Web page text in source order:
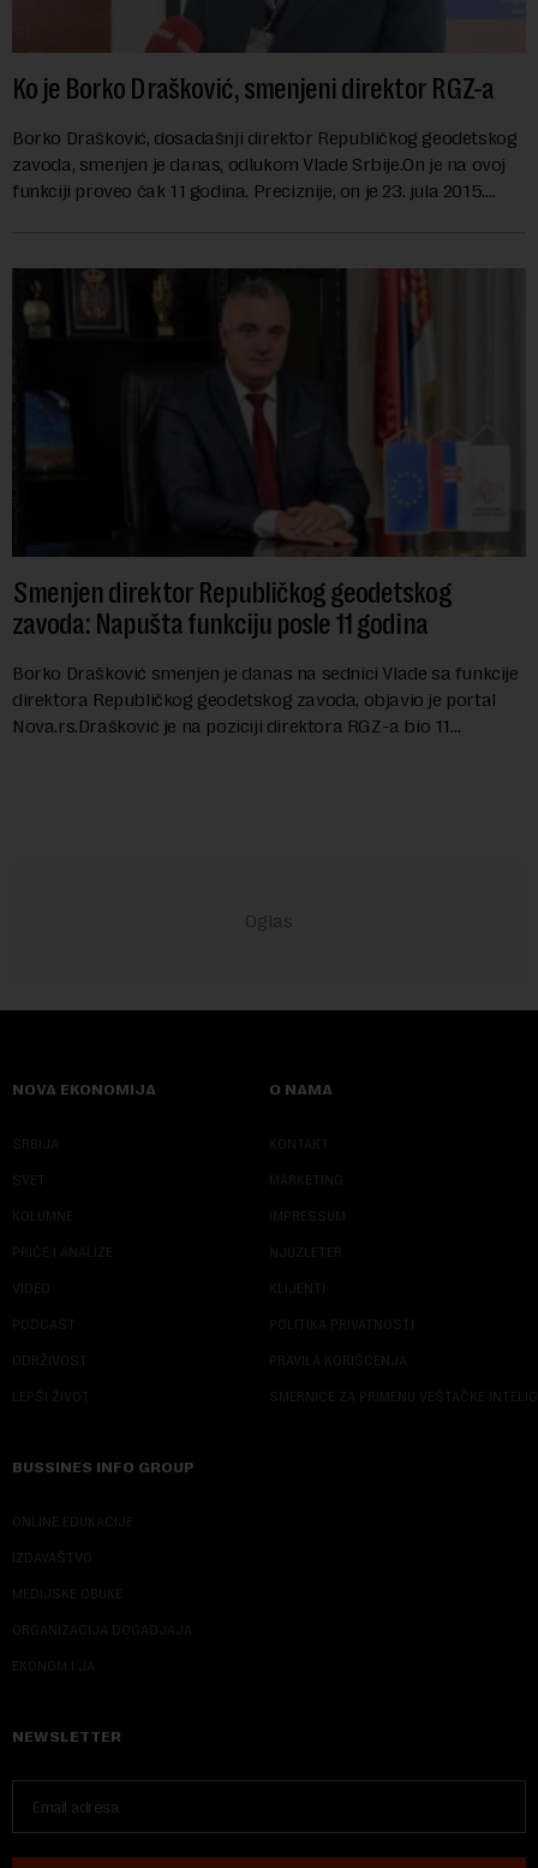
Ko je Borko Drašković, smenjeni direktor RGZ-a
Borko Drašković, dosadašnji direktor Republičkog geodetskog
zavoda, smenjen je danas, odlukom Vlade Srbije.On je na ovoj
funkciji proveo čak 11 godina. Preciznije, on je 23. jula 2015.
Smenjen direktor Republičkog geodetskog
zavoda: Napušta funkciju posle 11 godina
Borko Drašković smenjen je danas na sednici Vlade sa funkcije
direktora Republičkog geodetskog zavoda, objavio je portal
Nova.rs.Drašković je na poziciji direktora RGZ-a bio 11
NOVA EKONOMIJA
SRBIJA
SVET
KOLUMNE
PRIČE I ANALIZE
VIDEO
PODCAST
ODRŽIVOST
LEPŠI ŽIVOT
O NAMA
KONTAKT
MARKETING
IMPRESSUM
NJUZLETER
KLIJENTI
POLITIKA PRIVATNOSTI
PRAVILA KORIŠĆENJA
SMERNICE ZA PRIMENU VEŠTAČKE
BUSSINES INFO GROUP
ONLINE EDUKACIJE
IZDAVAŠTVO
MEDIJSKE OBUKE
ORGANIZACIJA DOGADJAJA
EKONOM I JA
NEWSLETTER